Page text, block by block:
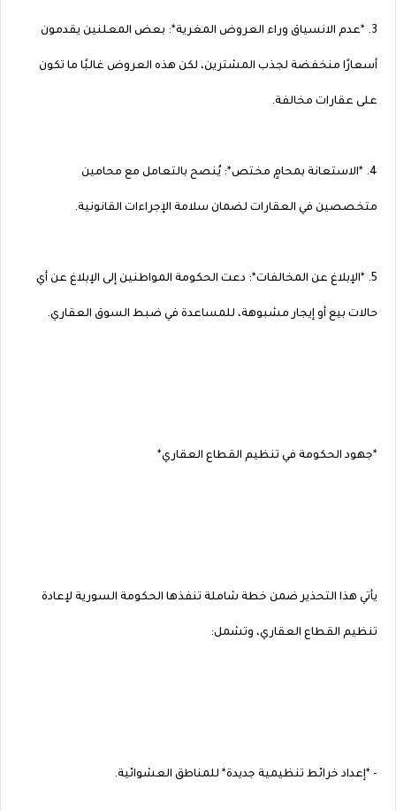
3. *عدم الانسياق وراء العروض المغرية*: بعض المعلنين يقدمون
أسعارًا منخفضة لجذب المشترين، لكن هذه العروض غالبًا ما تكون
على عقارات مخالفة.
4. *الاستعانة بمحامٍ مختص*: يُنصح بالتعامل مع محامين
متخصصين في العقارات لضمان سلامة الإجراءات القانونية.
5. *الإبلاغ عن المخالفات*: دعت الحكومة المواطنين إلى الإبلاغ عن أي
حالات بيع أو إيجار مشبوهة، للمساعدة في ضبط السوق العقاري.
*جهود الحكومة في تنظيم القطاع العقاري*
يأتي هذا التحذير ضمن خطة شاملة تنفذها الحكومة السورية لإعادة
تنظيم القطاع العقاري، وتشمل:
- *إعداد خرائط تنظيمية جديدة* للمناطق العشوائية.